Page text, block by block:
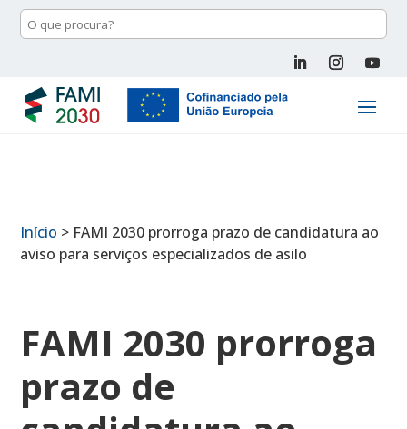
Início > FAMI 2030 prorroga prazo de candidatura ao
aviso para serviços especializados de asilo
FAMI 2030 prorroga
prazo de